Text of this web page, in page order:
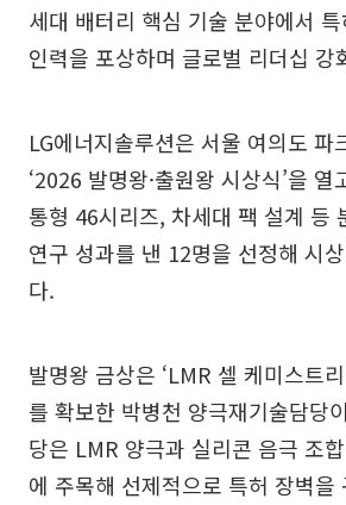
세대 배터리 핵심 기술 분야에서
인력을 포상하며 글로벌 리더십 강
LG에너지솔루션은 서울 여의도 파
‘2026 발명왕·출원왕 시상식’을
통형 46시리즈, 차세대 팩 설계 등
연구 성과를 낸 12명을 선정해 시
다.
발명왕 금상은 ‘LMR 셀 케미스트
를 확보한 박병천 양극재기술담당
당은 LMR 양극과 실리콘 음극 조
에 주목해 선제적으로 특허 장벽을